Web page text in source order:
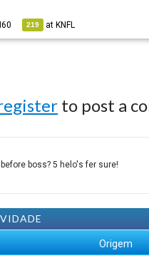
219 at KNFL
to post a
boss? 5 helo's fer sure!
Origem